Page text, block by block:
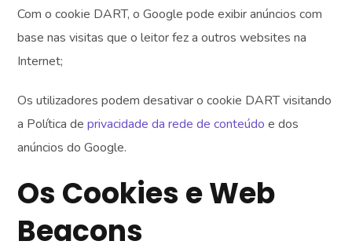
Com o cookie DART, o Google pode exibir anúncios com
base nas visitas que o leitor fez a outros websites na
Internet;
Os utilizadores podem desativar o cookie DART visitando
a Política de privacidade da rede de conteúdo e dos
anúncios do Google.
Os Cookies e Web
Beacons